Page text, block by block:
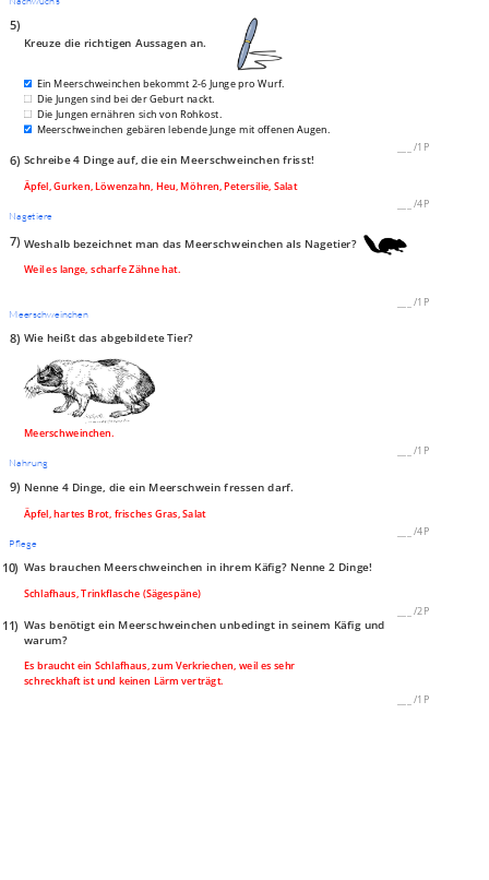
5)
Kreuze die richtigen Aussagen an.
Ein Meerschweinchen bekommt 2-6 Junge pro Wurf.
Die Jungen sind bei der Geburt nackt.
Die Jungen ernähren sich von Rohkost.
Meerschweinchen gebären lebende Junge mit offenen Augen.
/1P
6) Schreibe 4 Dinge auf, die ein Meerschweinchen frisst!
Äpfel, Gurken, Löwenzahn, Heu, Möhren, Petersilie, Salat
/4P
Nagetiere
7) Weshalb bezeichnet man das Meerschweinchen als Nagetier?
Weil es lange, scharfe Zähne hat.
/1P
Meerschweinchen
8) Wie heißt das abgebildete Tier?
Meerschweinchen.
/1P
Nahrung
9) Nenne 4 Dinge, die ein Meerschwein fressen darf.
Äpfel, hartes Brot, frisches Gras, Salat
/4P
Pflege
10) Was brauchen Meerschweinchen in ihrem Käfig? Nenne 2 Dinge!
Schlafhaus, Trinkflasche (Sägespäne)
/2P
11) Was benötigt ein Meerschweinchen unbedingt in seinem Käfig und
warum?
Es braucht ein Schlafhaus, zum Verkriechen, weil es sehr
schreckhaft ist und keinen Lärm verträgt.
/1P